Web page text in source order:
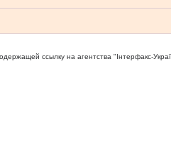
ссылку на агентства "Iнтерфакс-